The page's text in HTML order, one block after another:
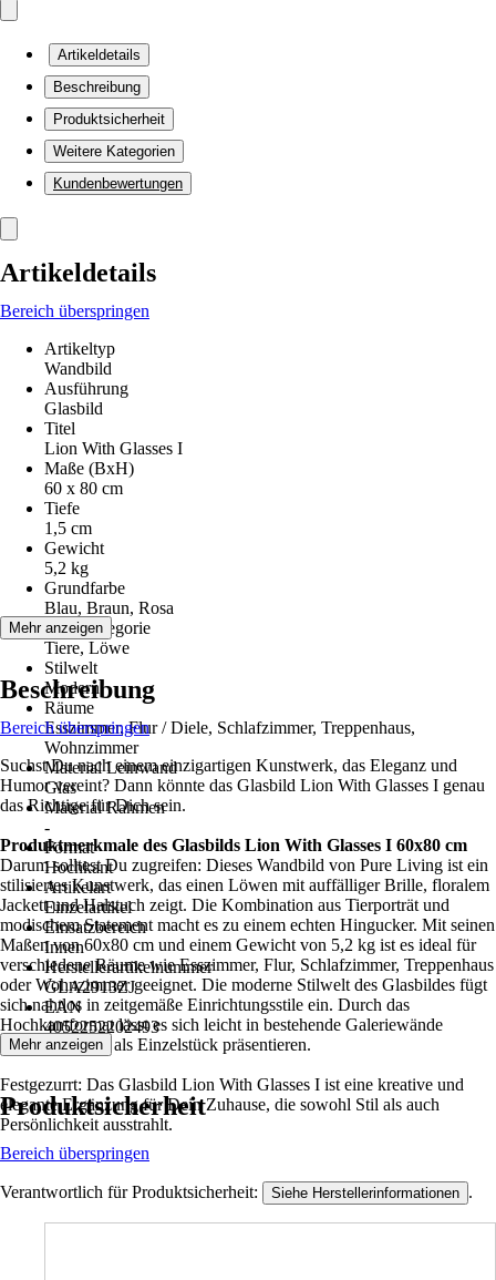
Artikeldetails
Beschreibung
Produktsicherheit
Weitere Kategorien
Kundenbewertungen
Artikeldetails
Bereich überspringen
Artikeltyp
Wandbild
Ausführung
Glasbild
Titel
Lion With Glasses I
Maße (BxH)
60 x 80 cm
Tiefe
1,5 cm
Gewicht
5,2 kg
Grundfarbe
Blau, Braun, Rosa
Motivkategorie
Tiere, Löwe
Stilwelt
Modern
Räume
Esszimmer, Flur / Diele, Schlafzimmer, Treppenhaus,
Wohnzimmer
Material Leinwand
Glas
Material Rahmen
-
Format
Hochkant
Artikelart
Einzelartikel
Einsatzbereich
Innen
Herstellerartikelnummer
GLA2913ZJ
EAN
4052252202493
Mehr anzeigen
Beschreibung
Bereich überspringen
Suchst Du nach einem einzigartigen Kunstwerk, das Eleganz und
Humor vereint? Dann könnte das Glasbild Lion With Glasses I genau
das Richtige für Dich sein.
Produktmerkmale des Glasbilds Lion With Glasses I 60x80 cm
Darum solltest Du zugreifen: Dieses Wandbild von Pure Living ist ein
stilisiertes Kunstwerk, das einen Löwen mit auffälliger Brille, floralem
Jackett und Halstuch zeigt. Die Kombination aus Tierporträt und
modischem Statement macht es zu einem echten Hingucker. Mit seinen
Maßen von 60x80 cm und einem Gewicht von 5,2 kg ist es ideal für
verschiedene Räume wie Esszimmer, Flur, Schlafzimmer, Treppenhaus
oder Wohnzimmer geeignet. Die moderne Stilwelt des Glasbildes fügt
sich nahtlos in zeitgemäße Einrichtungsstile ein. Durch das
Hochkantformat lässt es sich leicht in bestehende Galeriewände
integrieren oder als Einzelstück präsentieren.
Festgezurrt: Das Glasbild Lion With Glasses I ist eine kreative und
elegante Ergänzung für Dein Zuhause, die sowohl Stil als auch
Persönlichkeit ausstrahlt.
Mehr anzeigen
Produktsicherheit
Bereich überspringen
Verantwortlich für Produktsicherheit: Siehe Herstellerinformationen .